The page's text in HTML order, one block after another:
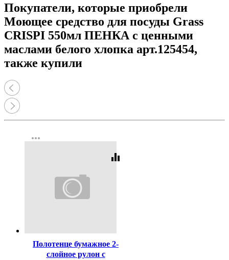
Покупатели, которые приобрели
Моющее средство для посуды Grass
CRISPI 550мл ПЕНКА с ценными
маслами белого хлопка арт.125454,
также купили
more_horiz
equalizer
Полотенце бумажное 2-
слойное рулон с